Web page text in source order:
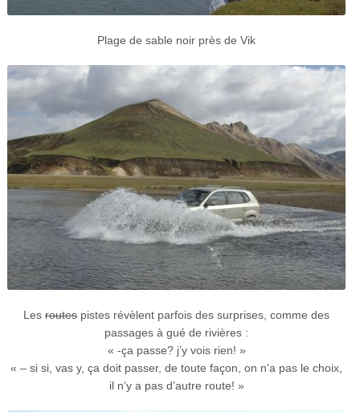
Plage de sable noir près de Vik
Les routes pistes révèlent parfois des surprises, comme des
passages à gué de rivières :
« -ça passe? j’y vois rien! »
« – si si, vas y, ça doit passer, de toute façon, on n’a pas le choix,
il n’y a pas d’autre route! »